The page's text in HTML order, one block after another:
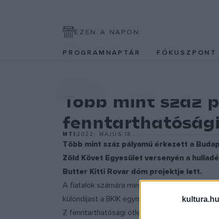
EZEN A NAPON
PROGRAMNAPTÁR FÓKUSZPONT
Több mint száz
MTI 2022. MÁJUS 18.
Több mint száz pályamű érkezett a
Zöld Követ Egyesület versenyén a
Butter Kitti Rovar dóm projektje lett.
A fiatalok számára meghirdetett, 2,3 millió
különdíjast a BKIK egymillió forintos szakmai
Z fenntarthatósági ötletpályázatát. Február